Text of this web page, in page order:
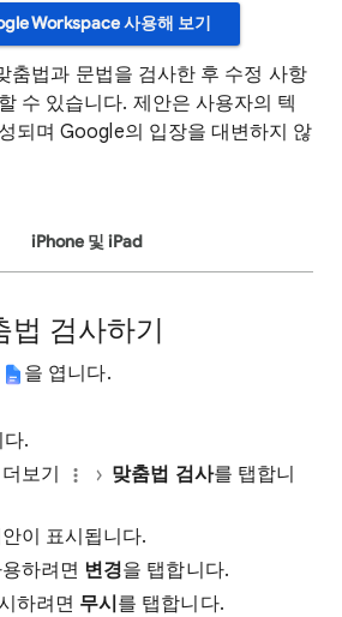
Workspace 사용해 보기
춤법과 문법을 검사한 후 수정 사항
수 있습니다. 제안은 사용자의 텍
되며 Google의 입장을 대변하지 않
iPhone 및 iPad
법 검사하기
을 엽니다.
.
보기
맞춤법 검사를 탭합니
이 표시됩니다.
하려면 변경을 탭합니다.
하려면 무시 를 탭합니다.